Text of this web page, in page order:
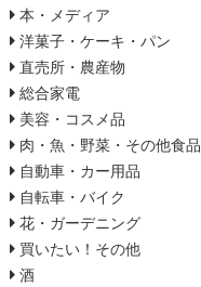
本・メディア
洋菓子・ケーキ・パン
直売所・農産物
総合家電
美容・コスメ品
肉・魚・野菜・その他食品
自動車・カー用品
自転車・バイク
花・ガーデニング
買いたい！その他
酒